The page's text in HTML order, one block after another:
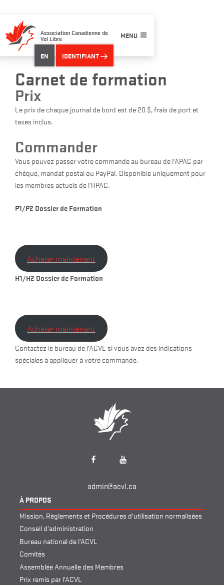
content
Association Canadienne de
Vol Libre MENU
EN IDENTIFIANT
Carnet de formation
Prix
Le prix de chaque journal de bord est de 20 $, frais de port et
taxes inclus.
Commander
Vous pouvez passer votre commande au bureau de l’APAC par
chèque, mandat postal ou PayPal. Disponible uniquement pour
les membres actuels de l’HPAC.
P1/P2 Dossier de Formation
Acheter maintenant
H1/H2 Dossier de Formation
Acheter maintenant
Contactez le bureau de l’ACVL si vous avez des indications
spéciales à appliquer à votre commande.
Facebook YouTube
admin@acvl.ca
À PROPOS
Mission, Règlements et Procédures d’utilisation normalisées
Conseil d’administration
Bureau national de l’ACVL
Comités
Assemblée Annuelle des Membres
Prix remis par l’ACVL